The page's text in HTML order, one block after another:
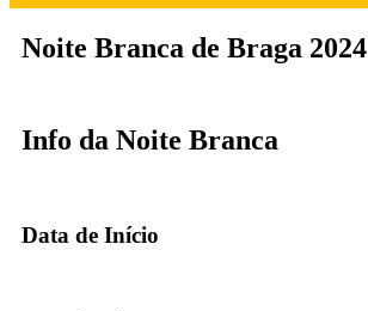
Noite Branca de Braga 2024
Info da Noite Branca
Data de Início